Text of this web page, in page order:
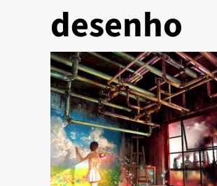
desenho